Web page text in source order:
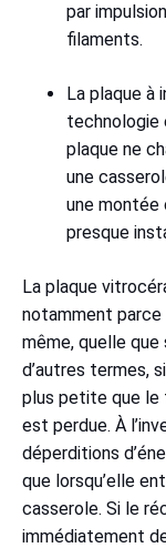
par
filaments.
La plaque à
technologie
plaque ne
une
une montée
presque
La plaque
notamment
même, quelle que
d’autres termes,
plus petite que le
est perdue. À
déperditions
que lorsqu’elle
casserole. Si le
immédiatement